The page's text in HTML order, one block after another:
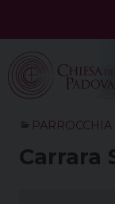
Carrara